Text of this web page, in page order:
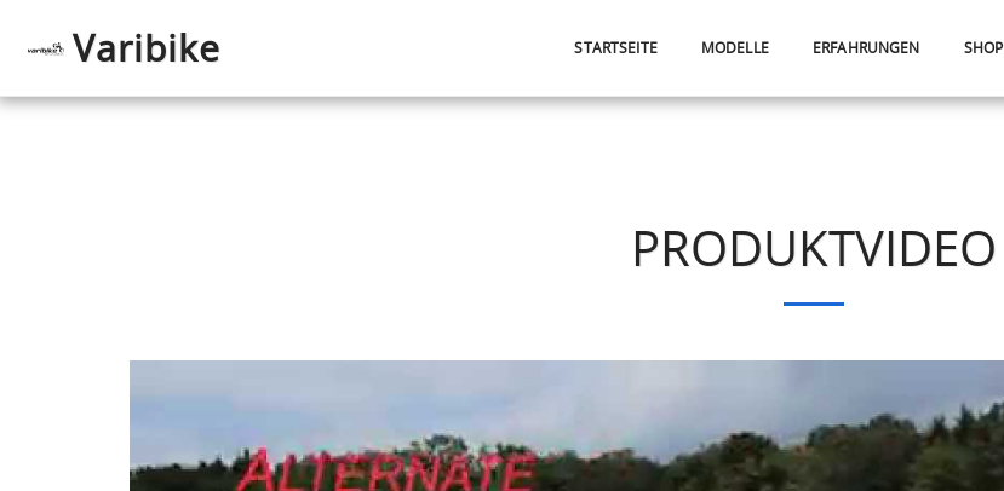
Varibike STARTSEITE MODELLE ERFAHRUNGEN SHOP
PRODUKTVIDEO